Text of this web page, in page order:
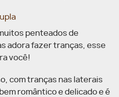
penteados de
adora fazer tranças, esse
você!
com tranças nas laterais
romântico e delicado e é